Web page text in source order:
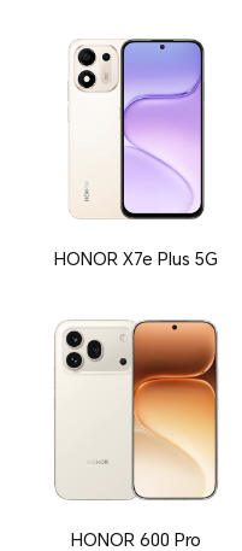
HONOR X7e Plus 5G
HONOR 600 Pro